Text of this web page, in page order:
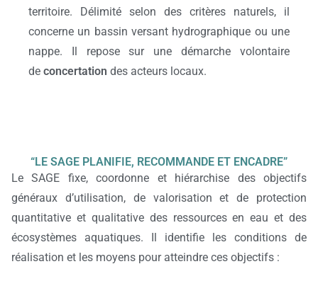
territoire. Délimité selon des critères naturels, il
concerne un bassin versant hydrographique ou une
nappe. Il repose sur une démarche volontaire
de concertation des acteurs locaux.
“LE SAGE PLANIFIE, RECOMMANDE ET ENCADRE”
Le SAGE fixe, coordonne et hiérarchise des objectifs
généraux d’utilisation, de valorisation et de protection
quantitative et qualitative des ressources en eau et des
écosystèmes aquatiques. Il identifie les conditions de
réalisation et les moyens pour atteindre ces objectifs :